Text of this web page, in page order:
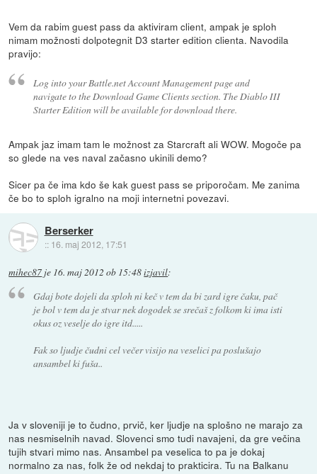
Vem da rabim guest pass da aktiviram client, ampak je sploh
nimam možnosti dolpotegnit D3 starter edition clienta. Navodila
pravijo:
Log into your Battle.net Account Management page and
navigate to the Download Game Clients section. The Diablo III
Starter Edition will be available for download there.
Ampak jaz imam tam le možnost za Starcraft ali WOW. Mogoče pa
so glede na ves naval začasno ukinili demo?
Sicer pa če ima kdo še kak guest pass se priporočam. Me zanima
če bo to sploh igralno na moji internetni povezavi.
Berserker
:: 16. maj 2012, 17:51
mihec87 je 16. maj 2012 ob 15:48izjavil:
Gdaj bote dojeli da sploh ni keč v tem da bi zard igre čaku, pač
je bol v tem da je stvar nek dogodek se srečaš z folkom ki ima isti
okus oz veselje do igre itd.....
Fak so ljudje čudni cel večer visijo na veselici pa poslušajo
ansambel ki fuša..
Ja v sloveniji je to čudno, prvič, ker ljudje na splošno ne marajo za
nas nesmiselnih navad. Slovenci smo tudi navajeni, da gre večina
tujih stvari mimo nas. Ansambel pa veselica to pa je dokaj
normalno za nas, folk že od nekdaj to prakticira. Tu na Balkanu